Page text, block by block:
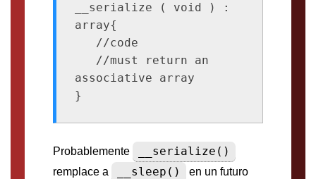
__serialize ( void ) :
array{
associative array
}
Probablemente __serialize()
remplace a __sleep() en un futuro